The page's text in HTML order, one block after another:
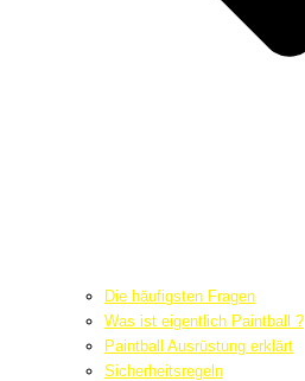
Die häufigsten Fragen
Was ist eigentlich Paintball ?
Paintball Ausrüstung erklärt
Sicherheitsregeln